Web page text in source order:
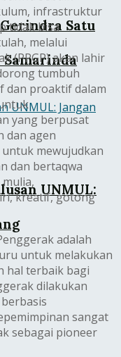
Satu
Samarinda
UNMUL:
infrastruktur
tidak bisa
melalui
(PPGP) akan lahir
tumbuh
dan proaktif dalam
yang berpusat
dan agen
mewujudkan
dan bertaqwa
kreatif, gotong
adalah
untuk melakukan
hal terbaik bagi
dilakukan
sangat
sebagai pioneer